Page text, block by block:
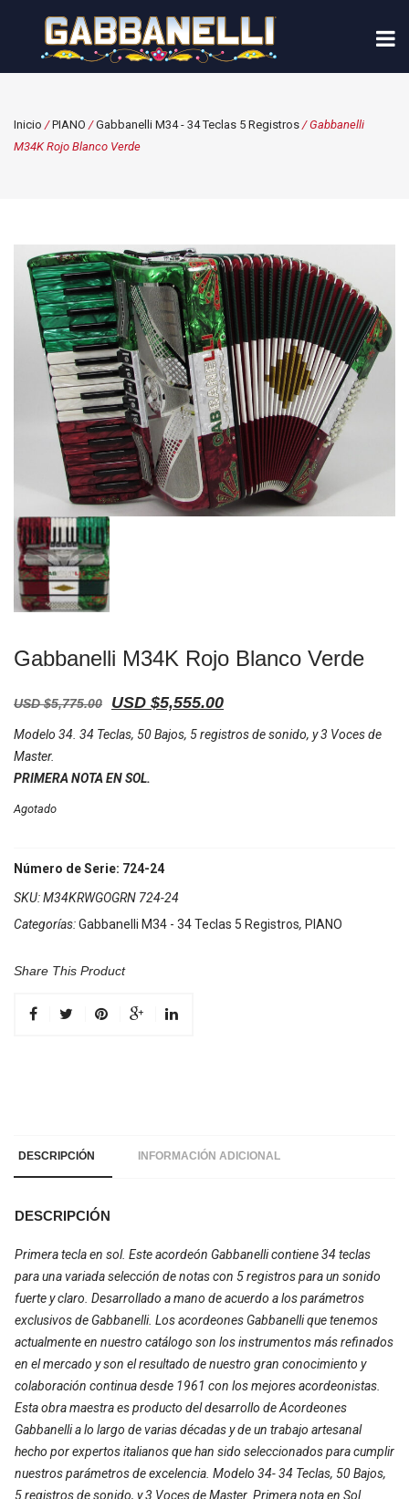
Inicio /PIANO /Gabbanelli M34 - 34 Teclas 5 Registros / Gabbanelli
M34K Rojo Blanco Verde
Gabbanelli M34K Rojo Blanco Verde
USD $5,775.00
Original
was:
$5,775.00.
USD $5,555.00Current
is:
Modelo 34. 34 Teclas, 50 Bajos, 5 registros de sonido, y 3 Voces de
Master.
PRIMERA NOTA EN SOL.
Agotado
Número de Serie: 724-24
SKU:M34KRWGOGRN 724-24
Categorías:Gabbanelli M34 - 34 Teclas 5 Registros, PIANO
Share This Product
DESCRIPCIÓN INFORMACIÓN ADICIONAL
DESCRIPCIÓN
Primera tecla en sol. Este acordeón Gabbanelli contiene 34 teclas
para una variada selección de notas con 5 registros para un sonido
fuerte y claro. Desarrollado a mano de acuerdo a los parámetros
exclusivos de Gabbanelli. Los acordeones Gabbanelli que tenemos
actualmente en nuestro catálogo son los instrumentos más refinados
en el mercado y son el resultado de nuestro gran conocimiento y
colaboración continua desde 1961 con los mejores acordeonistas.
Esta obra maestra es producto del desarrollo de Acordeones
Gabbanelli a lo largo de varias décadas y de un trabajo artesanal
hecho por expertos italianos que han sido seleccionados para cumplir
nuestros parámetros de excelencia. Modelo 34- 34 Teclas, 50 Bajos,
5 registros de sonido, y 3 Voces de Master. Primera nota en Sol.